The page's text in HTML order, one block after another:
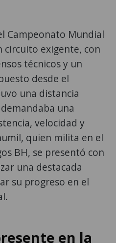
Campeonato Mundial
circuito exigente, con
técnicos y un
desde el
una distancia
una
velocidad y
quien milita en el
BH, se presentó con
una destacada
su progreso en el
en la